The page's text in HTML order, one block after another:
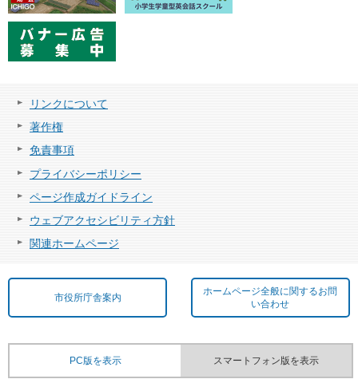
リンクについて
著作権
免責事項
プライバシーポリシー
ページ作成ガイドライン
ウェブアクセシビリティ方針
関連ホームページ
市役所庁舎案内
ホームページ全般に関するお問
い合わせ
PC版を表示 スマートフォン版を表示